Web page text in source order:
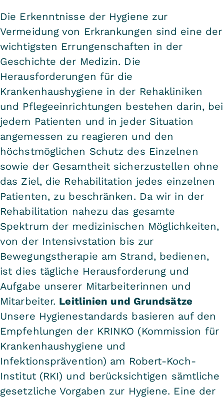
Die Erkenntnisse der Hygiene zur
Vermeidung von Erkrankungen sind eine der
wichtigsten Errungenschaften in der
Geschichte der Medizin. Die
Herausforderungen für die
Krankenhaushygiene in der Rehakliniken
und Pflegeeinrichtungen bestehen darin, bei
jedem Patienten und in jeder Situation
angemessen zu reagieren und den
höchstmöglichen Schutz des Einzelnen
sowie der Gesamtheit sicherzustellen ohne
das Ziel, die Rehabilitation jedes einzelnen
Patienten, zu beschränken. Da wir in der
Rehabilitation nahezu das gesamte
Spektrum der medizinischen Möglichkeiten,
von der Intensivstation bis zur
Bewegungstherapie am Strand, bedienen,
ist dies tägliche Herausforderung und
Aufgabe unserer Mitarbeiterinnen und
Mitarbeiter. Leitlinien und Grundsätze
Unsere Hygienestandards basieren auf den
Empfehlungen der KRINKO (Kommission für
Krankenhaushygiene und
Infektionsprävention) am Robert-Koch-
Institut (RKI) und berücksichtigen sämtliche
gesetzliche Vorgaben zur Hygiene. Eine der